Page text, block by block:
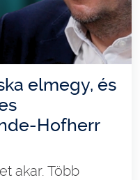
elmegy, és
Hofherr
akar. Több